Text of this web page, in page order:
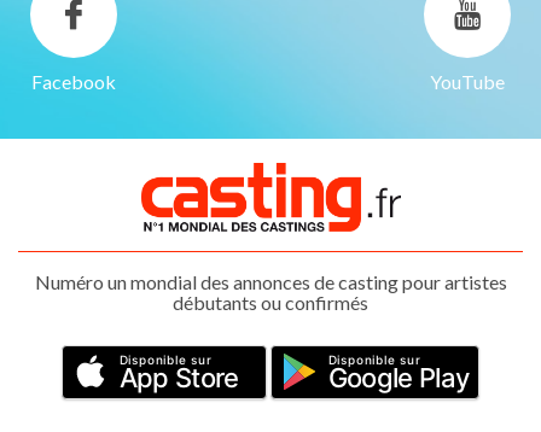
Facebook YouTube
Numéro un mondial des annonces de casting pour artistes
débutants ou confirmés
Disponible sur
App Store
Disponible sur
Google Play